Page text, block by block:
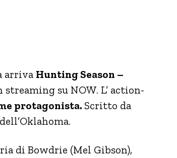
arriva Hunting Season –
su NOW. L’ action-
protagonista. Scritto da
di Bowdrie (Mel Gibson),